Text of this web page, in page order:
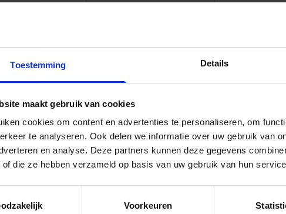
Toestemming Details
maakt gebruik van cookies
cookies om content en advertenties te personaliseren, om
te analyseren. Ook delen we informatie over uw gebruik van
en analyse. Deze partners kunnen deze gegevens
die ze hebben verzameld op basis van uw gebruik van hun
Voorkeuren
bouwlagen
worden een Pilot
& Customer Experience
laboratoria gerealiseerd.